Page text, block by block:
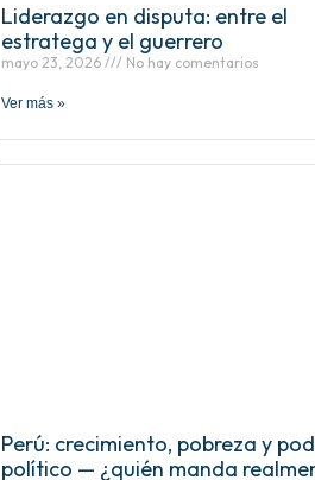
Liderazgo en disputa: entre el
estratega y el guerrero
mayo 23, 2026 No hay comentarios
Ver más »
Perú: crecimiento, pobreza y
político — ¿quién manda